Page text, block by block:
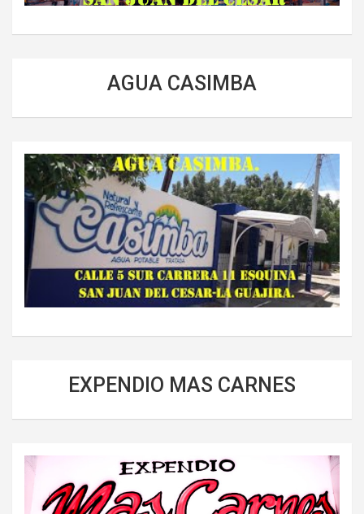
AGUA CASIMBA
EXPENDIO MAS CARNES